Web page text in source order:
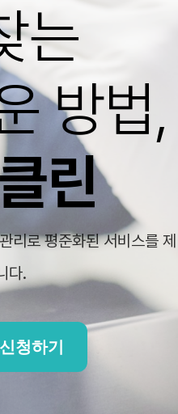
는
방법,
린
리로평준화된 서비스를 제
다.
청하기